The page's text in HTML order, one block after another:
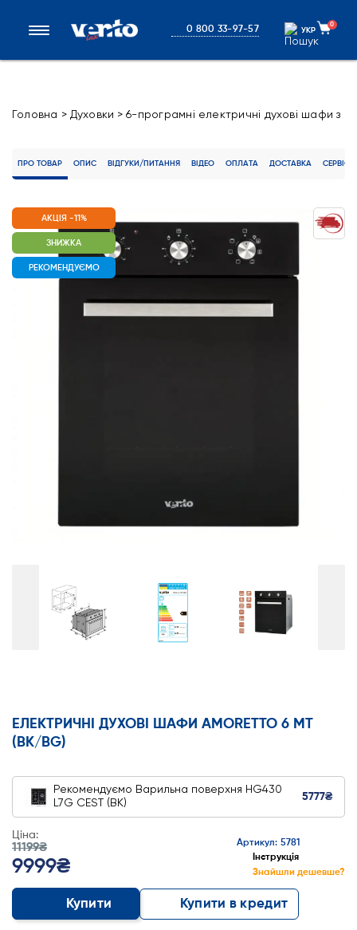
0 800 33-97-57 УКР
УКР
0
Головна > Духовки >6-програмні електричні духові шафи з
ПРО ТОВАР ОПИС ВІДГУКИ/ПИТАННЯ ВІДЕО ОПЛАТА ДОСТАВКА СЕРВІС
АКЦІЯ -11%
ЗНИЖКА
РЕКОМЕНДУЄМО
ЕЛЕКТРИЧНІ ДУХОВІ ШАФИ AMORETTO 6 MT
(BK/BG)
Рекомендуємо Варильна поверхня HG430
L7G CEST (BK)
5777₴
Ціна:
11199₴
9999₴
Артикул: 5781
Інструкція
Знайшли дешевше?
Купити Купити в кредит